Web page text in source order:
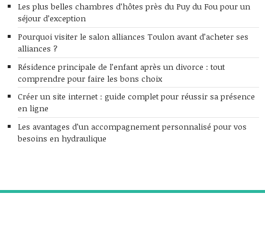
Les plus belles chambres d’hôtes près du Puy du Fou pour un
séjour d’exception
Pourquoi visiter le salon alliances Toulon avant d’acheter ses
alliances ?
Résidence principale de l’enfant après un divorce : tout
comprendre pour faire les bons choix
Créer un site internet : guide complet pour réussir sa présence
en ligne
Les avantages d’un accompagnement personnalisé pour vos
besoins en hydraulique